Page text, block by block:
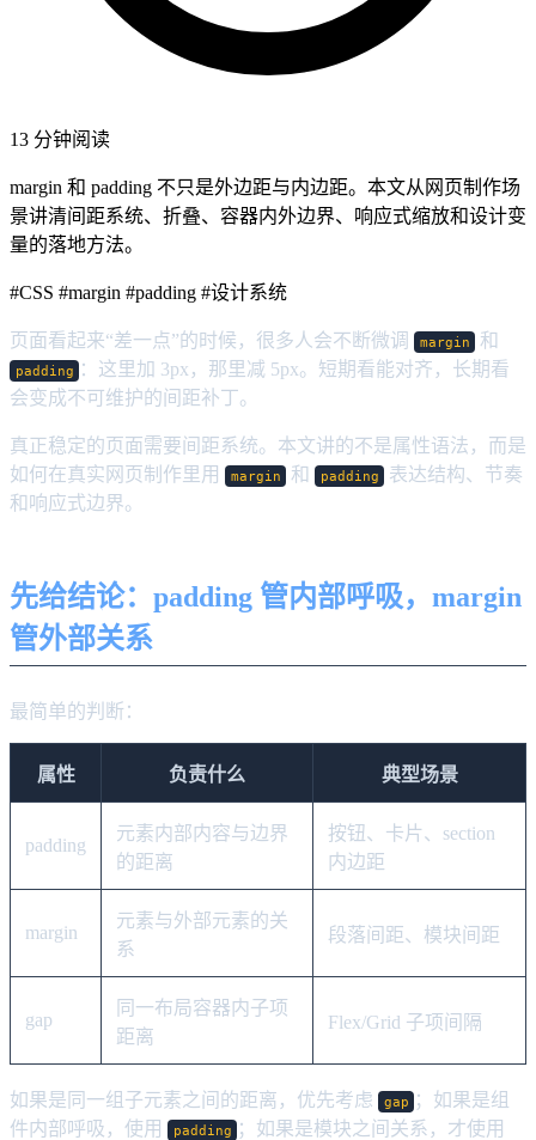
13 分钟阅读
margin 和 padding 不只是外边距与内边距。本文从网页制作场
景讲清间距系统、折叠、容器内外边界、响应式缩放和设计变
量的落地方法。
#CSS #margin #padding #设计系统
页面看起来“差一点”的时候，很多人会不断微调 margin 和
padding ：这里加 3px，那里减 5px。短期看能对齐，长期看
会变成不可维护的间距补丁。
真正稳定的页面需要间距系统。本文讲的不是属性语法，而是
如何在真实网页制作里用
margin 和 padding
表达结构、节奏
和响应式边界。
先给结论：padding 管内部呼吸，margin
管外部关系
最简单的判断：
属性 负责什么 典型场景
padding
元素内部内容与边界
的距离
按钮、卡片、section
内边距
margin
元素与外部元素的关
系
段落间距、模块间距
gap
同一布局容器内子项
距离
Flex/Grid 子项间隔
如果是同一组子元素之间的距离，优先考虑 gap ；如果是组
件内部呼吸，使用
padding ；如果是模块之间关系，才使用